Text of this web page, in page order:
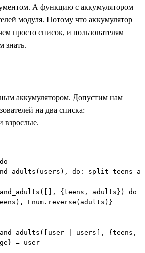
А функцию с аккумулятором
модуля. Потому что аккумулятор
просто список, и пользователям
знать.
аккумулятором. Допустим нам
на два списка:
взрослые.
do:
{teens, adults}) do
Enum.reverse(adults)}
| users], {teens,
= user